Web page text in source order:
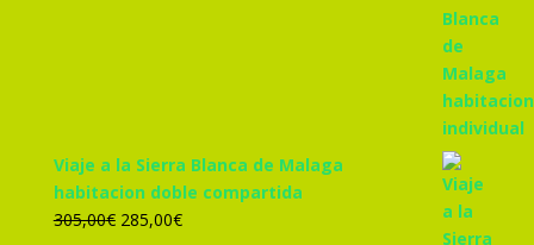
Viaje a la Sierra Blanca de Malaga
habitacion doble compartida
305,00€ El
285,00€El